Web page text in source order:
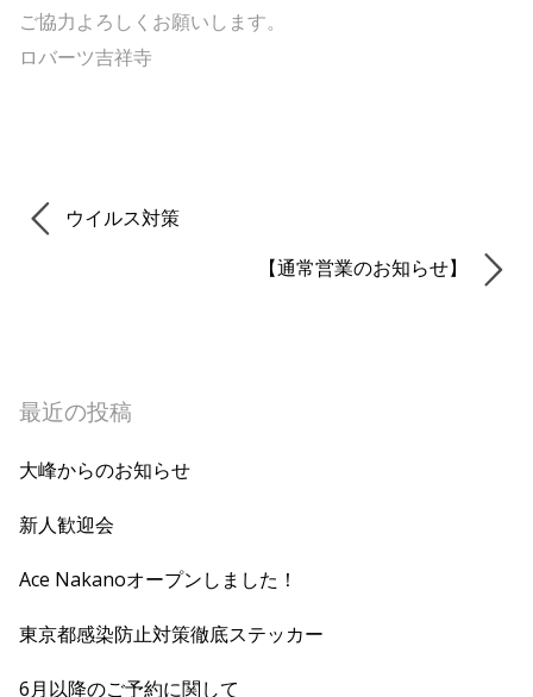
ご協力よろしくお願いします。
ロバーツ吉祥寺
ウイルス対策
【通常営業のお知らせ】
最近の投稿
大峰からのお知らせ
新人歓迎会
Ace Nakanoオープンしました！
東京都感染防止対策徹底ステッカー
6月以降のご予約に関して